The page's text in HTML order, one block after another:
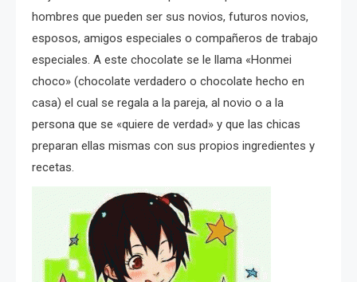
hombres que pueden ser sus novios, futuros novios,
esposos, amigos especiales o compañeros de trabajo
especiales. A este chocolate se le llama «Honmei
choco» (chocolate verdadero o chocolate hecho en
casa) el cual se regala a la pareja, al novio o a la
persona que se «quiere de verdad» y que las chicas
preparan ellas mismas con sus propios ingredientes y
recetas.